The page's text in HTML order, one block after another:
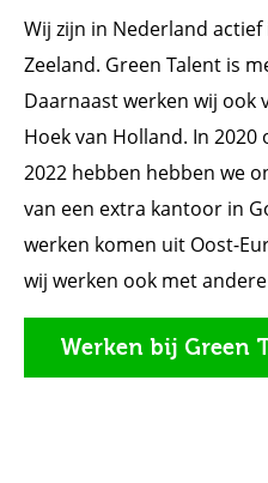
Wij zijn in Nederland
Zeeland. Green Talent is
Daarnaast werken wij ook
Hoek van Holland. In
2022 hebben hebben we
van een extra kantoor in
werken komen uit Oost-
wij werken ook met
Werken bij Green